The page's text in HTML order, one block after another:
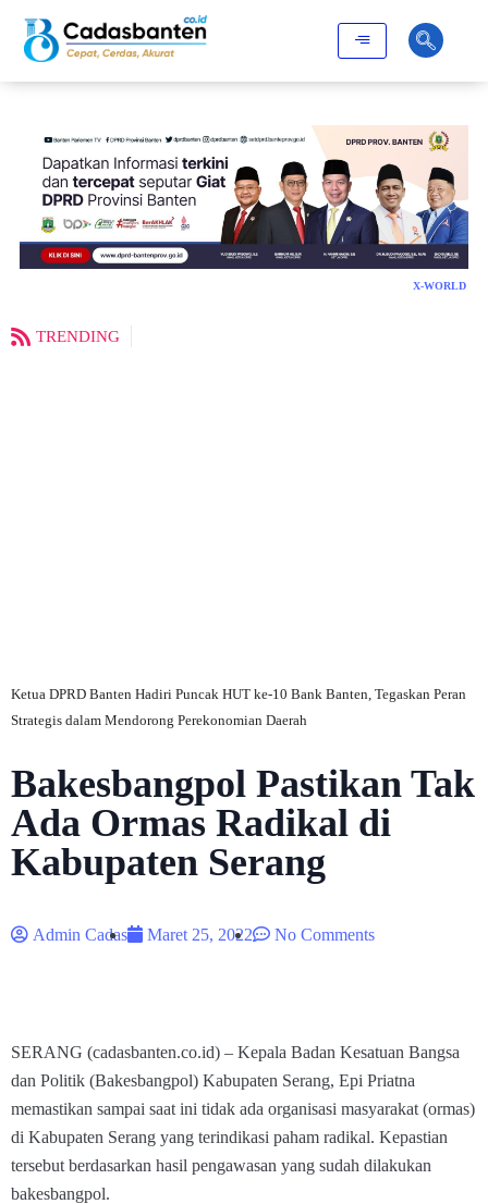
X-WORLD
TRENDING
Ketua DPRD Banten Hadiri Puncak HUT ke-10 Bank Banten, Tegaskan Peran
Strategis dalam Mendorong Perekonomian Daerah
Bakesbangpol Pastikan Tak
Ada Ormas Radikal di
Kabupaten Serang
Admin Cadas Maret 25, 2022 No Comments
SERANG (cadasbanten.co.id) – Kepala Badan Kesatuan Bangsa
dan Politik (Bakesbangpol) Kabupaten Serang, Epi Priatna
memastikan sampai saat ini tidak ada organisasi masyarakat (ormas)
di Kabupaten Serang yang terindikasi paham radikal. Kepastian
tersebut berdasarkan hasil pengawasan yang sudah dilakukan
bakesbangpol.